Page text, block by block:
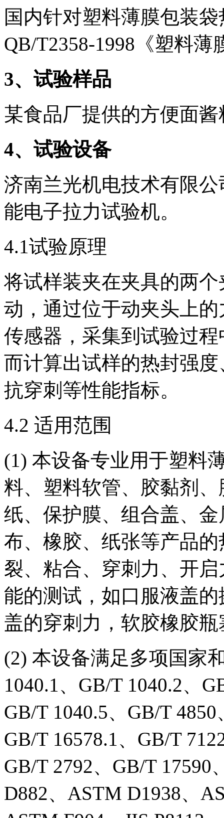
国内针对塑料薄膜包装
QB/T2358-1998《塑料
3、试验样品
某食品厂提供的方便面
4、试验设备
济南兰光机电技术有限
能电子拉力试验机。
4.1试验原理
将试样装夹在夹具的两
动，通过位于动夹头上
传感器，采集到试验过
而计算出试样的热封强
抗穿刺等性能指标。
4.2 适用范围
(1) 本设备专业用于塑料
料、塑料软管、胶黏剂
纸、保护膜、组合盖、
布、橡胶、纸张等产品
裂、粘合、穿刺力、开
能的测试，如口服液盖
盖的穿刺力，软胶橡胶
(2) 本设备满足多项国家
1040.1、GB/T 1040.2、
GB/T 1040.5、GB/T
GB/T 16578.1、GB/T
GB/T 2792、GB/T
D882、ASTM D1938、